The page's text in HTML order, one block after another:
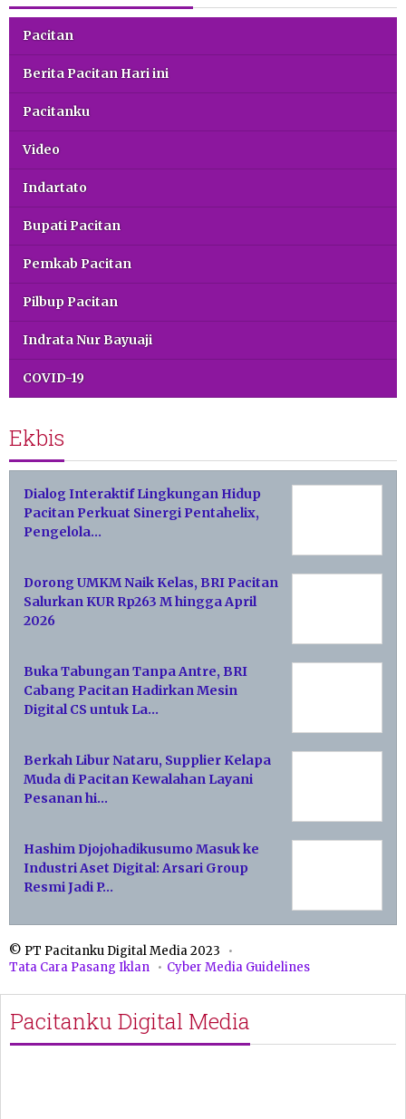
Pacitan
Berita Pacitan Hari ini
Pacitanku
Video
Indartato
Bupati Pacitan
Pemkab Pacitan
Pilbup Pacitan
Indrata Nur Bayuaji
COVID-19
Ekbis
Dialog Interaktif Lingkungan Hidup
Pacitan Perkuat Sinergi Pentahelix,
Pengelola…
Dorong UMKM Naik Kelas, BRI Pacitan
Salurkan KUR Rp263 M hingga April
2026
Buka Tabungan Tanpa Antre, BRI
Cabang Pacitan Hadirkan Mesin
Digital CS untuk La…
Berkah Libur Nataru, Supplier Kelapa
Muda di Pacitan Kewalahan Layani
Pesanan hi…
Hashim Djojohadikusumo Masuk ke
Industri Aset Digital: Arsari Group
Resmi Jadi P…
© PT Pacitanku Digital Media 2023
Tata Cara Pasang Iklan
Cyber Media Guidelines
Pacitanku Digital Media